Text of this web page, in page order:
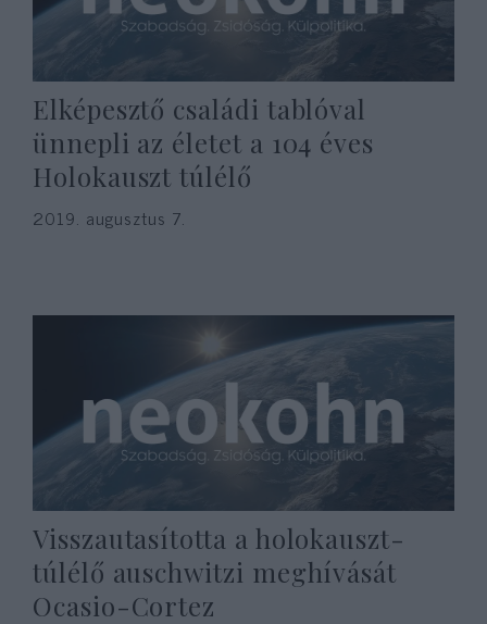
Elképesztő családi tablóval
ünnepli az életet a 104 éves
Holokauszt túlélő
2019. augusztus 7.
Visszautasította a holokauszt-
túlélő auschwitzi meghívását
Ocasio-Cortez